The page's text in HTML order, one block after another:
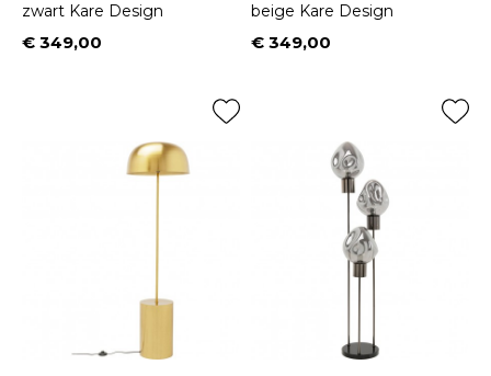
zwart Kare Design
Prijs
€ 349,00
beige Kare Design
Prijs
€ 349,00